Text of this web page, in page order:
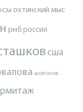
охтинский мыс
рнброссия
сша
шолохов